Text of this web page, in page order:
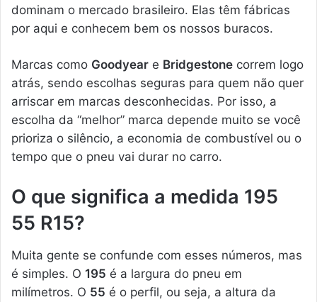
dominam o mercado brasileiro. Elas têm fábricas
por aqui e conhecem bem os nossos buracos.
Marcas como Goodyear e Bridgestone correm logo
atrás, sendo escolhas seguras para quem não quer
arriscar em marcas desconhecidas. Por isso, a
escolha da “melhor” marca depende muito se você
prioriza o silêncio, a economia de combustível ou o
tempo que o pneu vai durar no carro.
O que significa a medida 195
55 R15?
Muita gente se confunde com esses números, mas
é simples. O 195 é a largura do pneu em
milímetros. O 55 é o perfil, ou seja, a altura da